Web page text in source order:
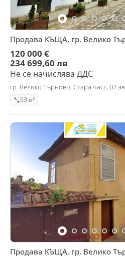
Продава КЪЩА, гр. Велико
120 000 €
234 699,60 лв
Не се начислява ДДС
гр. Велико Търново, Стара част, 07
93 м²
Продава КЪЩА, гр. Велико